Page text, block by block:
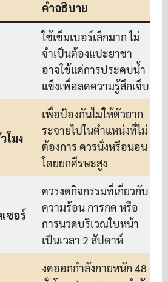
คำอธิบาย
ใช้เข็มเบอร์เล็กมาก ไม่
จำเป็นต้องแปะยาชา
อาจใช้แค่การประคบน้ำ
แข็งเพื่อลดความรู้สึกเจ็บ
โมง
เพื่อป้องกันไม่ให้ตัวยาก
ระจายไปในตำแหน่งที่ไม่
ต้องการ ควรนั่งหรือนอน
โดยยกศีรษะสูง
ซอร์
ควรงดกิจกรรมที่เกี่ยวกับ
ความร้อน การกด หรือ
การนวดบริเวณใบหน้า
เป็นเวลา 2 สัปดาห์
งดออกกำลังกายหนัก 48